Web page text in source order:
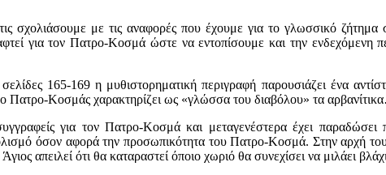
σχολιάσουμε με τις αναφορές που έχουμε για το γλωσσικό
για τον Πατρο-Κοσμά ώστε να εντοπίσουμε και την ενδεχόμενη
165-169 η μυθιστορηματική περιγραφή παρουσιάζει ένα
Κοσμάς χαρακτηρίζει ως «γλώσσα του διαβόλου» τα
για τον Πατρο-Κοσμά και μεταγενέστερα έχει
όσον αφορά την προσωπικότητα του Πατρο-Κοσμά. Στην αρχή
απειλεί ότι θα καταραστεί όποιο χωριό θα συνεχίσει να μιλάει